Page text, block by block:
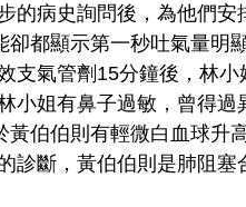
的病史詢問後，為他們安
都顯示第一秒吐氣量明
支氣管劑15分鐘後，林小
小姐有鼻子過敏，曾得過
伯伯則有輕微白血球升
診斷，黃伯伯則是肺阻塞